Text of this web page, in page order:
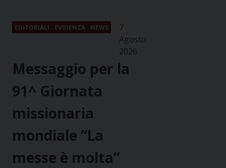
EDITORIALI EVIDENZA NEWS
7
Agosto
2026
Messaggio per la
91^ Giornata
missionaria
mondiale “La
messe è molta”